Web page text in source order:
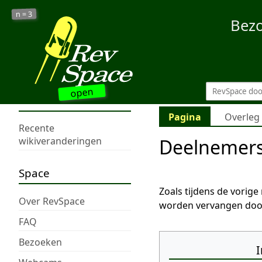
open
n =3
Recente
wikiveranderingen
Space
Over RevSpace
FAQ
Bezoeken
Pagina Overleg
Zoals tijdens de
worden vervangen